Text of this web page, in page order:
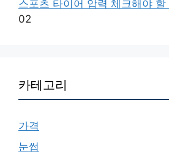
스포츠 타이어 압력 체크해야 할
02
카테고리
가격
눈썹